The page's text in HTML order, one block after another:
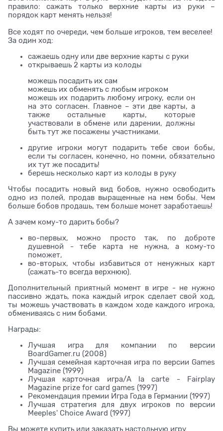
правило: сажать только верхние карты из руки –
порядок карт менять нельзя!
Все ходят по очереди, чем больше игроков, тем веселее!
За один ход:
сажаешь одну или две верхние карты с руки
открываешь 2 карты из колоды
можешь посадить их сам
можешь их обменять с любым игроком
можешь их подарить любому игроку, если он
на это согласен. Главное – эти две карты, а
также остальные карты, которые
участвовали в обмене или дарении, должны
быть тут же посажены участниками.
другие игроки могут подарить тебе свои бобы,
если ты согласен, конечно, но помни, обязательно
их тут же посадить!
берешь несколько карт из колоды в руку
Чтобы посадить новый вид бобов, нужно освободить
одно из полей, продав выращенные на нем бобы. Чем
больше бобов продашь, тем больше монет заработаешь!
А зачем кому-то дарить бобы?
во-первых, можно просто так, по доброте
душевной - тебе карта не нужна, а кому-то
поможет,
во-вторых, чтобы избавиться от ненужных карт
(сажать-то всегда верхнюю).
Дополнительный приятный момент в игре - не нужно
пассивно ждать, пока каждый игрок сделает свой ход,
ты можешь участвовать в каждом ходе каждого игрока,
обмениваясь с ним бобами.
Награды:
Лучшая игра для компании по версии
BoardGamer.ru (2008)
Лучшая семейная карточная игра по версии Games
Magazine (1999)
Лучшая карточная игра/A la carte - Fairplay
Magazine prize for card games (1997)
Рекомендация премии Игра Года в Германии (1997)
Лучшая стратегия для двух игроков по версии
Meeples' Choice Award (1997)
Вы можете купить или заказать настольную игру